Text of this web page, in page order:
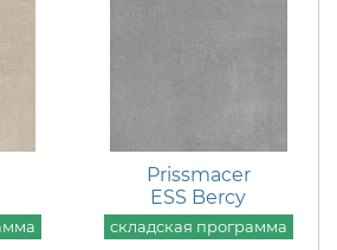
Prissmacer
ESS Bercy